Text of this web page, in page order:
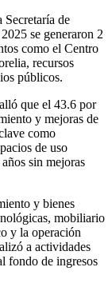
Secretaría de
se generaron 2
como el Centro
recursos
públicos.
que el 43.6 por
y mejoras de
como
de uso
sin mejoras
y bienes
mobiliario
y la operación
a actividades
fondo de ingresos